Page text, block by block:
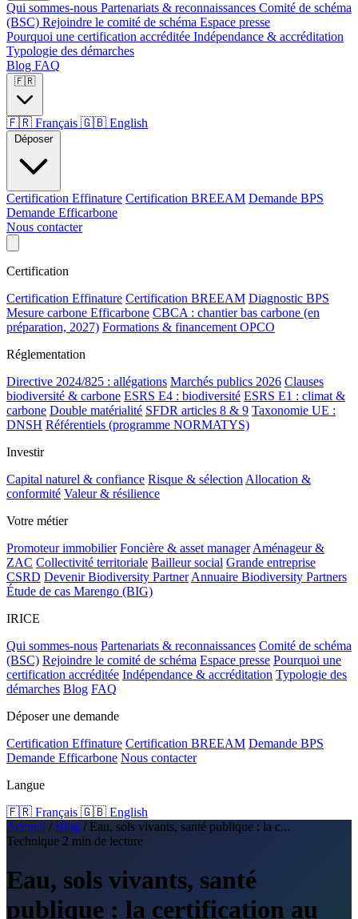
Qui sommes-nous Partenariats & reconnaissances Comité de schéma
(BSC) Rejoindre le comité de schéma Espace presse
Pourquoi une certification accréditée Indépendance & accréditation
Typologie des démarches
Blog FAQ
🇫🇷
🇫🇷 Français 🇬🇧 English
Déposer
Certification Effinature Certification BREEAM Demande BPS
Demande Efficarbone
Nous contacter
Certification
Certification Effinature Certification BREEAM Diagnostic BPS
Mesure carbone Efficarbone CBCA : chantier bas carbone (en
préparation, 2027) Formations & financement OPCO
Réglementation
Directive 2024/825 : allégations Marchés publics 2026 Clauses
biodiversité & carbone ESRS E4 : biodiversité ESRS E1 : climat &
carbone Double matérialité SFDR articles 8 & 9 Taxonomie UE :
DNSH Référentiels (programme NORMATYS)
Investir
Capital naturel & confiance Risque & sélection Allocation &
conformité Valeur & résilience
Votre métier
Promoteur immobilier Foncière & asset manager Aménageur &
ZAC Collectivité territoriale Bailleur social Grande entreprise
CSRD Devenir Biodiversity Partner Annuaire Biodiversity Partners
Étude de cas Marengo (BIG)
IRICE
Qui sommes-nous Partenariats & reconnaissances Comité de schéma
(BSC) Rejoindre le comité de schéma Espace presse Pourquoi une
certification accréditée Indépendance & accréditation Typologie des
démarches Blog FAQ
Déposer une demande
Certification Effinature Certification BREEAM Demande BPS
Demande Efficarbone Nous contacter
Langue
🇫🇷 Français 🇬🇧 English
Accueil / Blog / Eau, sols vivants, santé publique : la c...
Technique 2 min de lecture
Eau, sols vivants, santé
publique : la certification au